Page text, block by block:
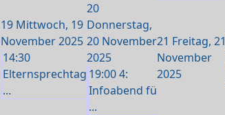
19 Mittwoch, 19
November 2025
14:30
Elternsprechtag
...
20
Donnerstag,
20 November
2025
19:00 4:
Infoabend fü
...
21 Freitag, 21
November
2025